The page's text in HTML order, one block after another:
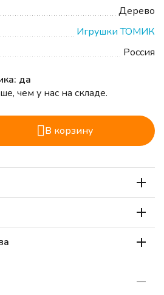
Дерево
Игрушки ТОМИК
Россия
да
чем у нас на складе.
В корзину